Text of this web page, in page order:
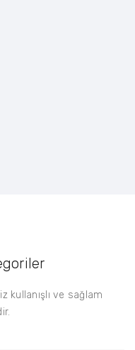
kullanışlı ve sağlam